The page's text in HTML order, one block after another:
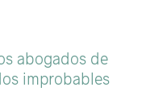
abogados de
improbables